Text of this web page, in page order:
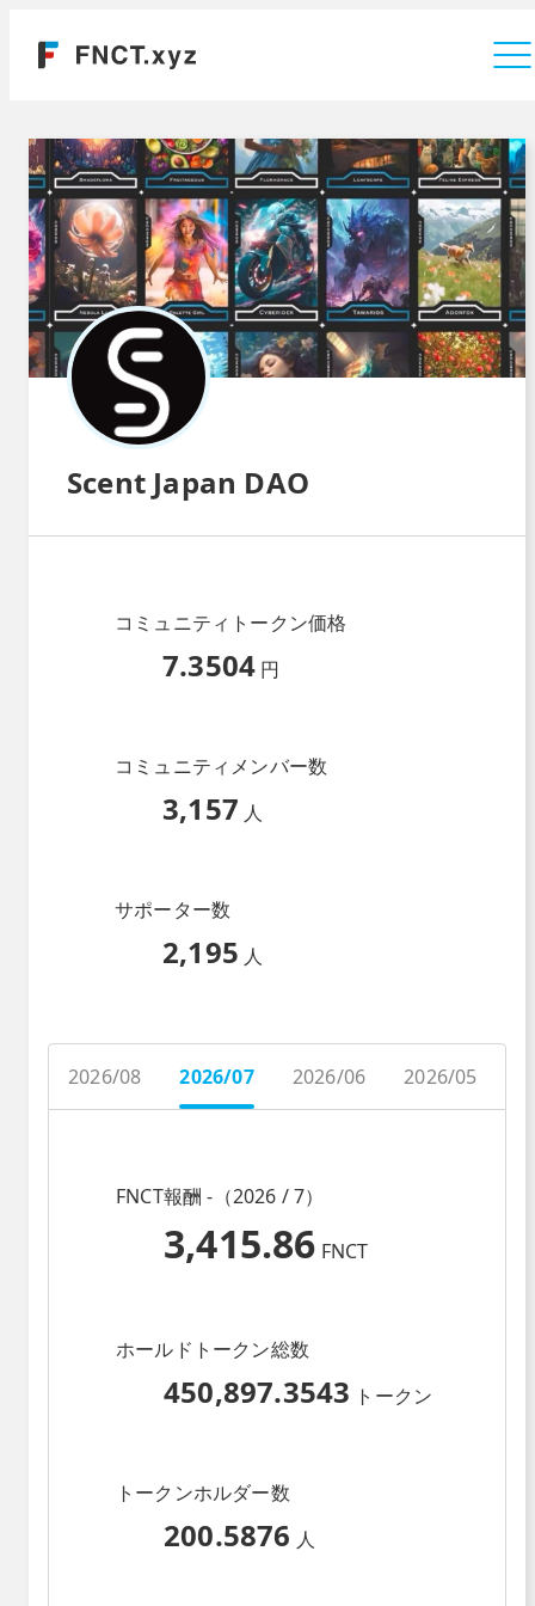
Scent Japan DAO
コミュニティトークン価格
7.3504 円
コミュニティメンバー数
3,157 人
サポーター数
2,195 人
2026/08 2026/07 2026/06 2026/05
FNCT報酬 -（2026 / 7）
3,415.86 FNCT
ホールドトークン総数
450,897.3543 トークン
トークンホルダー数
200.5876 人